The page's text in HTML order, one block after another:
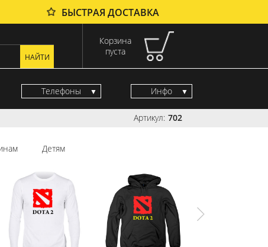
БЫСТРАЯ ДОСТАВКА
Корзина
пуста
Телефоны Инфо
Артикул: 702
Детям